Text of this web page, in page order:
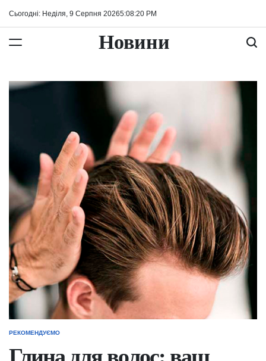
Сьогодні: Неділя, 9 Серпня 20265:08:21 PM
Новини
ОПУБЛІКУВАТИ
РЕКОМЕНДУЄМО